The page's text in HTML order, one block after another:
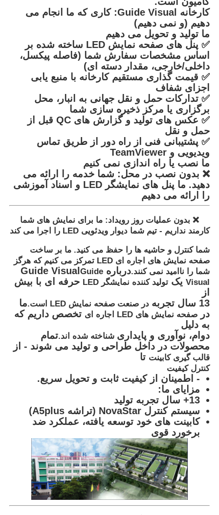
کارخانه Guide Visual: کاری که ما انجام می
دهیم (و نمی دهیم)
ما تولید و تحویل می دهیم
✅ پنل های صفحه نمایش LED ساخته شده بر
اساس مشخصات سفارش شما (فاصله پیکسل،
داخلی/خارجی، مقدار دسته ای)
✅ قیمت گذاری مستقیم کارخانه با منبع یابی
اجزای شفاف
✅ تدارکات حمل و نقل جهانی به انبار، محل
برگزاری یا مرکز ذخیره سازی شما
✅ عکس های تولید و گزارش های QC قبل از
حمل و نقل
✅ پشتیبانی فنی از راه دور از طریق تماس
ویدیویی و TeamViewer
ما نصب یا راه اندازی نمی کنیم
❌ بدون نصب در محل: شما خدمه را ارائه می
دهید. ما پنل های نمایشگر LED و اسناد آموزشی
را ارائه می دهیم
❌ بدون عملیات روز رویداد: ما برای نمایش های شما
کارمند نداریم - تیم شما دیوار ویدئویی LED را اجرا می کند
شما کنترل و حاشیه ها را حفظ می کنید. ما بر ساخت
صفحه نمایش های اجاره ای LED تمرکز می کنیم که هرگز
شما را ناامید نمی کنند.درباره Guide VisualGuide
Visual یکتولید کننده نمایشگر LED
حرفه ای با بیش
از
13 سال تجربه
در صنعت صفحه نمایش LED است.
ما
درصفحه نمایش های LED اجاره ای
تخصص داریم که
به دلیل
دوام، نوآوری و پایداری شناخته شده اند.تمام
محصولات در داخل طراحی و تولید می شوند - از
قالب گیری کابینت تا
کنترل کیفیت
- اطمینان از کیفیت ثابت و تحویل سریع.
مزایای ما:
13+ سال تجربه تولید
سیستم کنترل NovaStar (تراشه A5plus)
کابینت های خود توسعه یافته، عملکرد ضد
برخورد قوی